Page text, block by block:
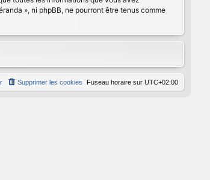
», ni phpBB, ne pourront être tenus comme
Fuseau horaire sur UTC+02:00
Supprimer les cookies